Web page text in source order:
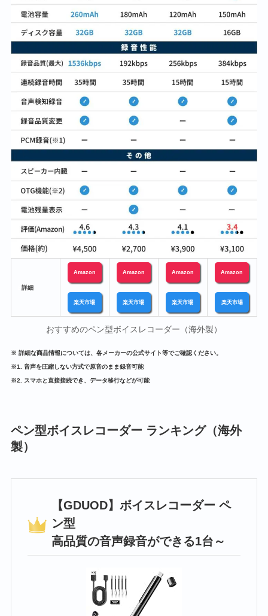
詳細
Amazon
楽天市場
Amazon
楽天市場
Amazon
楽天市場
Amazon
楽天市場
おすすめのペン型ボイスレコーダー（海外製）
※ 詳細な商品情報については、各メーカーの公式サイト等でご確認ください。
※1. 音声を圧縮しない方式で原音のまま録音可能
※2. スマホと直接接続でき、データ移行などが可能
ペン型ボイスレコーダー ランキング（海外
製）
【GDUOD】ボイスレコーダー ペ
ン型
高品質の音声録音ができる1台～